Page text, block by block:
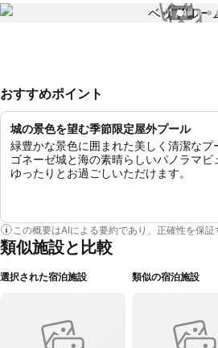
1 / 47
おすすめポイント
城の景色を望む季節限定屋外プール
緑豊かな景色に囲まれた美しく清潔なプ
ゴネーゼ城と海の素晴らしいパノラマビ
ゆったりとお過ごしいただけます。
この概要はAIによる要約であり、正確性を保証
類似施設と比較
選択された宿泊施設 類似の宿泊施設